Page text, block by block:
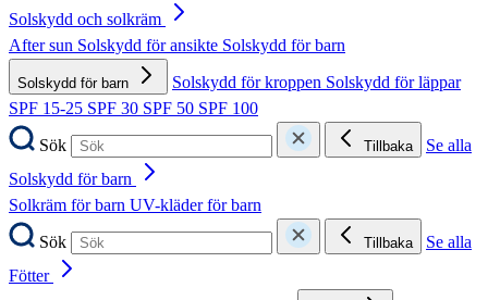
Solskydd och solkräm
After sun Solskydd för ansikte Solskydd för barn
Solskydd för barn Solskydd för kroppen Solskydd för läppar
SPF 15-25 SPF 30 SPF 50 SPF 100
Sök
Tillbaka
Se alla
Solskydd för barn
Solkräm för barn UV-kläder för barn
Sök
Tillbaka
Se alla
Fötter